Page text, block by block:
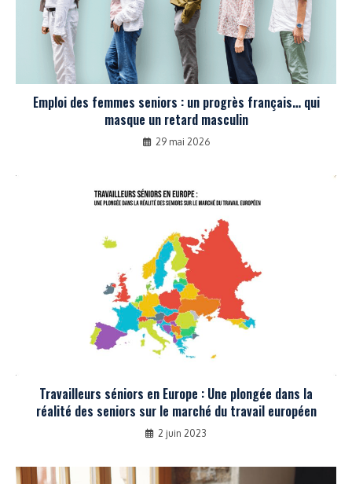
Emploi des femmes seniors : un progrès français… qui
masque un retard masculin
29 mai 2026
Travailleurs séniors en Europe : Une plongée dans la
réalité des seniors sur le marché du travail européen
2 juin 2023